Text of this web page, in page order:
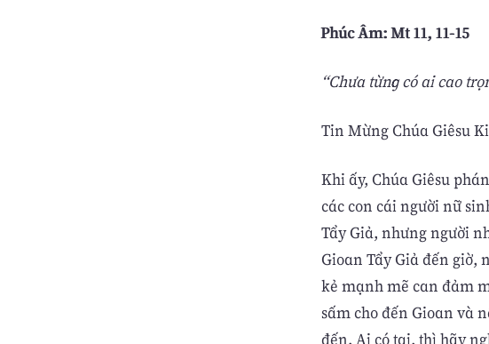
Phúc Âm: Mt 11, 11-15
“Chưa từng có ai cao
Tin Mừng Chúa Giêsu
Khi ấy, Chúa Giêsu
các con cái người nữ
Tẩy Giả, nhưng người
Gioan Tẩy Giả đến giờ,
kẻ mạnh mẽ can đảm
sấm cho đến Gioan và
đến. Ai có tai, thì hãy